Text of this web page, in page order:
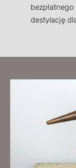
destylację